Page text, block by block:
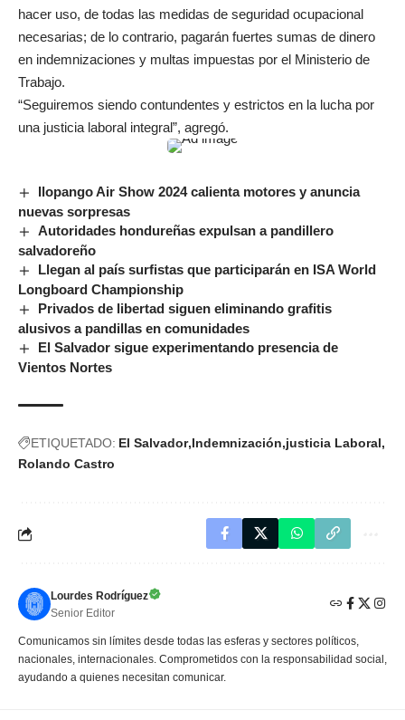
hacer uso, de todas las medidas de seguridad ocupacional
necesarias; de lo contrario, pagarán fuertes sumas de dinero
en indemnizaciones y multas impuestas por el Ministerio de
Trabajo.
“Seguiremos siendo contundentes y estrictos en la lucha por
una justicia laboral integral”, agregó.
Ilopango Air Show 2024 calienta motores y anuncia
nuevas sorpresas
Autoridades hondureñas expulsan a pandillero
salvadoreño
Llegan al país surfistas que participarán en ISA World
Longboard Championship
Privados de libertad siguen eliminando grafitis
alusivos a pandillas en comunidades
El Salvador sigue experimentando presencia de
Vientos Nortes
ETIQUETADO: El Salvador Indemnización justicia Laboral
Rolando Castro
Lourdes Rodríguez
Senior Editor
Comunicamos sin límites desde todas las esferas y sectores políticos,
nacionales, internacionales. Comprometidos con la responsabilidad social,
ayudando a quienes necesitan comunicar.